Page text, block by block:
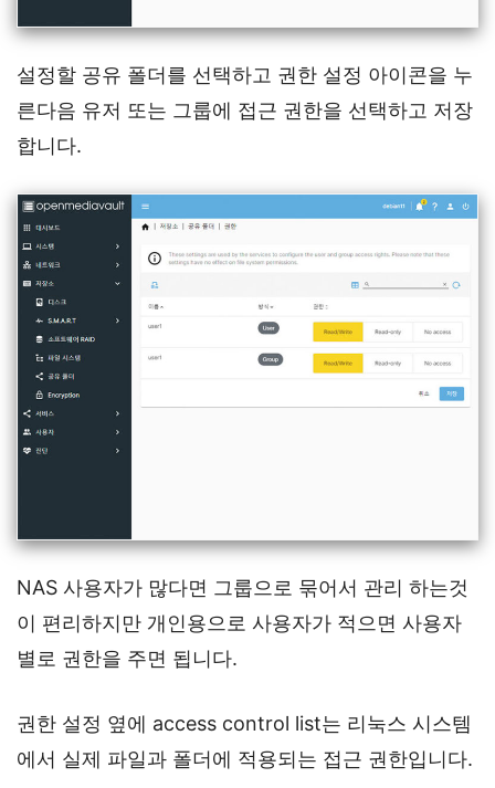
설정할 공유 폴더를 선택하고 권한 설정 아이콘을 누
른다음 유저 또는 그룹에 접근 권한을 선택하고 저장
합니다.
NAS 사용자가 많다면 그룹으로 묶어서 관리 하는것
이 편리하지만 개인용으로 사용자가 적으면 사용자
별로 권한을 주면 됩니다.
권한 설정 옆에 access control list는 리눅스 시스템
에서 실제 파일과 폴더에 적용되는 접근 권한입니다.